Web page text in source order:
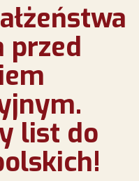
przed
list do